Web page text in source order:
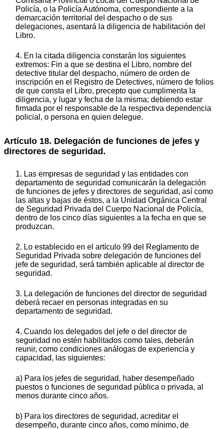
Policía, o la Policía Autónoma, correspondiente a la
demarcación territorial del despacho o de sus
delegaciones, asentará la diligencia de habilitación del
Libro.
4. En la citada diligencia constarán los siguientes
extremos: Fin a que se destina el Libro, nombre del
detective titular del despacho, número de orden de
inscripción en el Registro de Detectives, número de folios
de que consta el Libro, precepto que cumplimenta la
diligencia, y lugar y fecha de la misma; debiendo estar
firmada por el responsable de la respectiva dependencia
policial, o persona en quien delegue.
Artículo 18. Delegación de funciones de jefes y
directores de seguridad.
1. Las empresas de seguridad y las entidades con
departamento de seguridad comunicarán la delegación
de funciones de jefes y directores de seguridad, así como
las altas y bajas de éstos, a la Unidad Orgánica Central
de Seguridad Privada del Cuerpo Nacional de Policía,
dentro de los cinco días siguientes a la fecha en que se
produzcan.
2. Lo establecido en el artículo 99 del Reglamento de
Seguridad Privada sobre delegación de funciones del
jefe de seguridad, será también aplicable al director de
seguridad.
3. La delegación de funciones del director de seguridad
deberá recaer en personas integradas en su
departamento de seguridad.
4. Cuando los delegados del jefe o del director de
seguridad no estén habilitados como tales, deberán
reunir, como condiciones análogas de experiencia y
capacidad, las siguientes:
a) Para los jefes de seguridad, haber desempeñado
puestos o funciones de seguridad pública o privada, al
menos durante cinco años.
b) Para los directores de seguridad, acreditar el
desempeño, durante cinco años, como mínimo, de